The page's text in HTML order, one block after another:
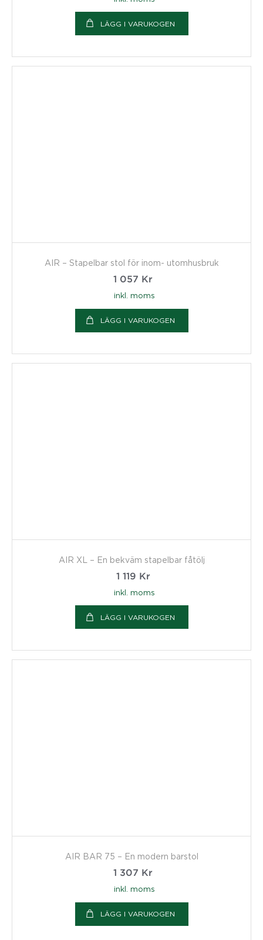
LÄGG I VARUKOGEN
AIR – Stapelbar stol för inom- utomhusbruk
1 057 Kr
inkl. moms
LÄGG I VARUKOGEN
AIR XL – En bekväm stapelbar fåtölj
1 119 Kr
inkl. moms
LÄGG I VARUKOGEN
AIR BAR 75 – En modern barstol
1 307 Kr
inkl. moms
LÄGG I VARUKOGEN